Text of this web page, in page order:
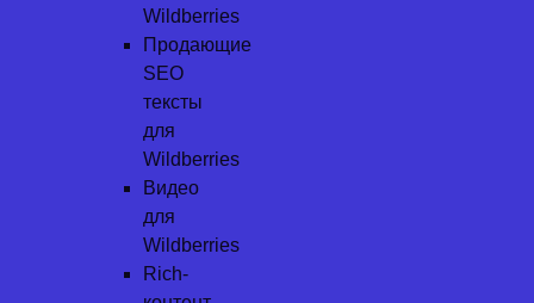
Wildberries
Продающие
SEO
тексты
для
Wildberries
Видео
для
Wildberries
Rich-